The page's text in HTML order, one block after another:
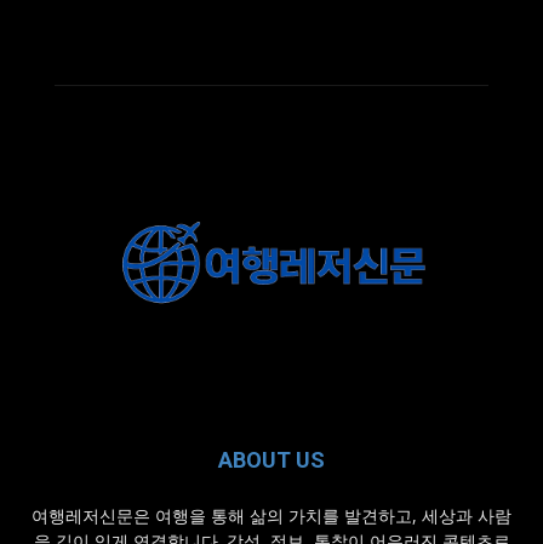
ABOUT US
여행레저신문은 여행을 통해 삶의 가치를 발견하고, 세상과 사람